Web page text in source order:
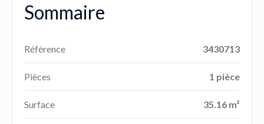
Sommaire
Référence 3430713
Pièces 1 pièce
Surface 35.16 m²